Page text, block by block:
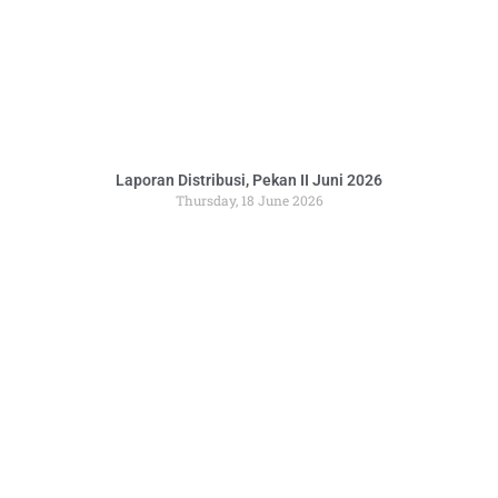
Laporan Distribusi, Pekan II Juni 2026
Thursday, 18 June 2026